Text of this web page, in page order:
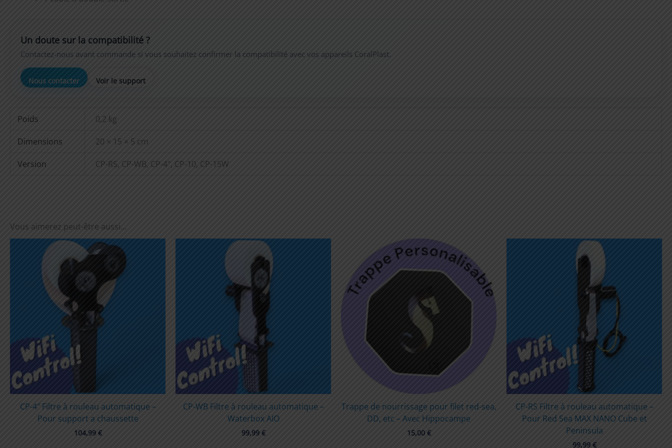
Un doute sur la compatibilité ?
Contactez-nous avant commande si vous souhaitez confirmer la compatibilité avec vos appareils CoralPlast.
Nous contacter Voir le support
Poids 0,2 kg
Dimensions 20 × 15 × 5 cm
Version CP-RS, CP-WB, CP-4", CP-10, CP-15W
Vous aimerez peut-être aussi…
CP-4″ Filtre à rouleau automatique –
Pour support a chaussette
104,99 €
CP-WB Filtre à rouleau automatique –
Waterbox AIO
99,99 €
Trappe de nourrissage pour filet red-sea,
DD, etc – Avec Hippocampe
15,00 €
CP-RS Filtre à rouleau automatique –
Pour Red Sea MAX NANO Cube et
Peninsula
99,99 €